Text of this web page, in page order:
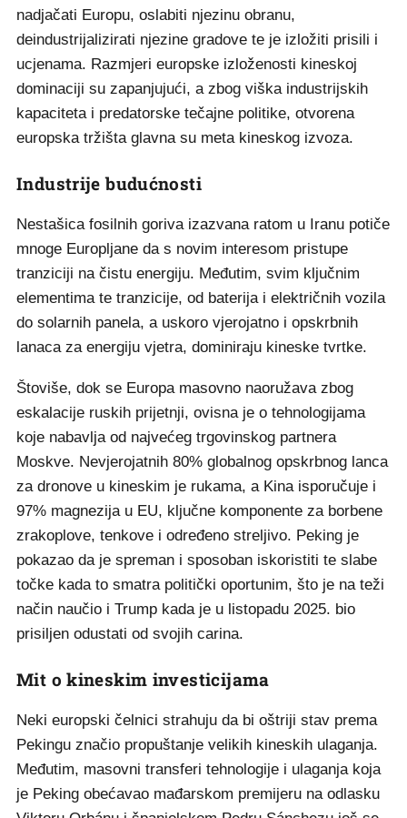
nadjačati Europu, oslabiti njezinu obranu,
deindustrijalizirati njezine gradove te je izložiti prisili i
ucjenama. Razmjeri europske izloženosti kineskoj
dominaciji su zapanjujući, a zbog viška industrijskih
kapaciteta i predatorske tečajne politike, otvorena
europska tržišta glavna su meta kineskog izvoza.
Industrije budućnosti
Nestašica fosilnih goriva izazvana ratom u Iranu potiče
mnoge Europljane da s novim interesom pristupe
tranziciji na čistu energiju. Međutim, svim ključnim
elementima te tranzicije, od baterija i električnih vozila
do solarnih panela, a uskoro vjerojatno i opskrbnih
lanaca za energiju vjetra, dominiraju kineske tvrtke.
Štoviše, dok se Europa masovno naoružava zbog
eskalacije ruskih prijetnji, ovisna je o tehnologijama
koje nabavlja od najvećeg trgovinskog partnera
Moskve. Nevjerojatnih 80% globalnog opskrbnog lanca
za dronove u kineskim je rukama, a Kina isporučuje i
97% magnezija u EU, ključne komponente za borbene
zrakoplove, tenkove i određeno streljivo. Peking je
pokazao da je spreman i sposoban iskoristiti te slabe
točke kada to smatra politički oportunim, što je na teži
način naučio i Trump kada je u listopadu 2025. bio
prisiljen odustati od svojih carina.
Mit o kineskim investicijama
Neki europski čelnici strahuju da bi oštriji stav prema
Pekingu značio propuštanje velikih kineskih ulaganja.
Međutim, masovni transferi tehnologije i ulaganja koja
je Peking obećavao mađarskom premijeru na odlasku